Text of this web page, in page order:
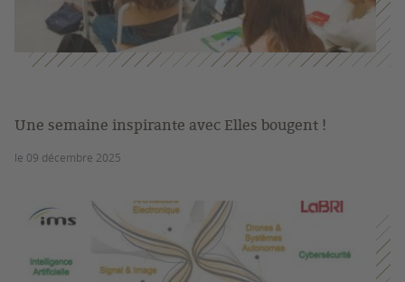
Une semaine inspirante avec Elles bougent !
le 09 décembre 2025